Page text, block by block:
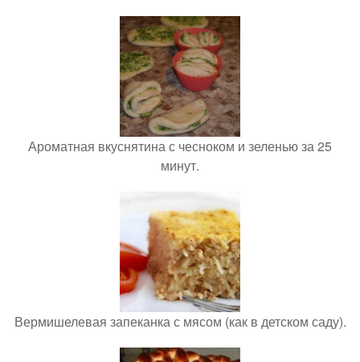
Ароматная вкуснятина с чесноком и зеленью за 25
минут.
Вермишелевая запеканка с мясом (как в детском саду).